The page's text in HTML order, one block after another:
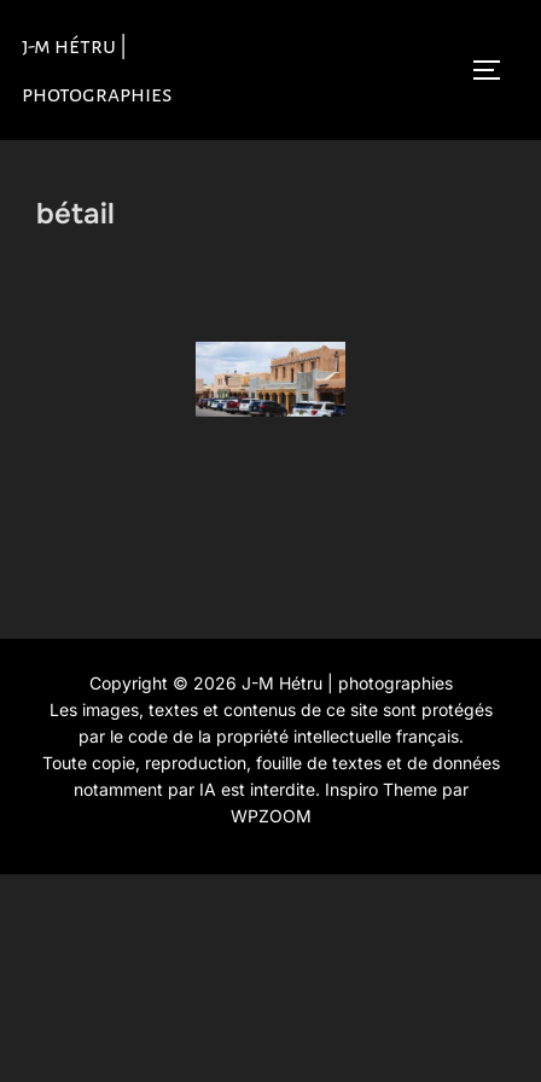
contenu
j-m hétru |
photographies
bétail
Copyright © 2026 J-M Hétru | photographies
Les images, textes et contenus de ce site sont protégés
par le code de la propriété intellectuelle français.
Toute copie, reproduction, fouille de textes et de données
notamment par IA est interdite. Inspiro Themepar
WPZOOM